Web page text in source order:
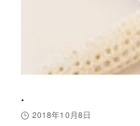
.
2018年10月8日